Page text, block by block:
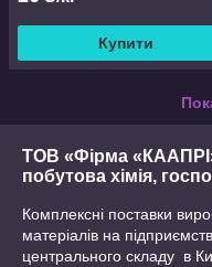
Купити
ТОВ «Фірма
побутова хімія,
Комплексні поставки
матеріалів на
центрального складу в